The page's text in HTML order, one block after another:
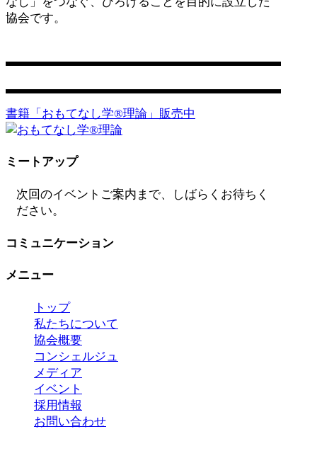
協会です。
書籍「おもてなし学®️理論」販売中
ミートアップ
次回のイベントご案内まで、しばらくお待ちく
ださい。
コミュニケーション
メニュー
トップ
私たちについて
協会概要
コンシェルジュ
メディア
イベント
採用情報
お問い合わせ